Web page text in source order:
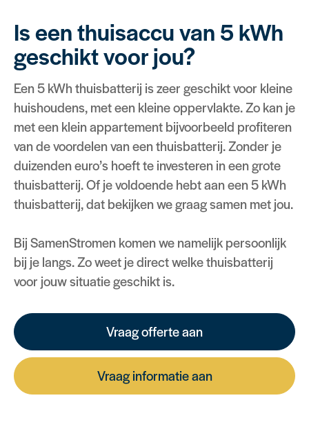
Is een thuisaccu van 5 kWh
geschikt voor jou?
Een 5 kWh thuisbatterij is zeer geschikt voor kleine
huishoudens, met een kleine oppervlakte. Zo kan je
met een klein appartement bijvoorbeeld profiteren
van de voordelen van een thuisbatterij. Zonder je
duizenden euro’s hoeft te investeren in een grote
thuisbatterij. Of je voldoende hebt aan een 5 kWh
thuisbatterij, dat bekijken we graag samen met jou.
Bij SamenStromen komen we namelijk persoonlijk
bij je langs. Zo weet je direct welke thuisbatterij
voor jouw situatie geschikt is.
Vraag offerte aan
Vraag informatie aan